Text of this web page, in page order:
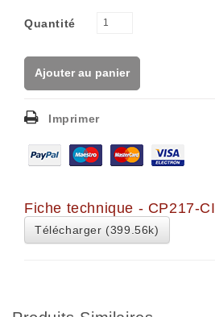
Quantité
Ajouter au panier
Imprimer
Fiche technique - CP217-CI
Télécharger (399.56k)